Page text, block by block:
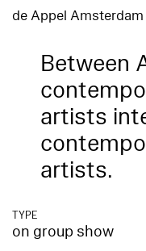
de Appel Amsterdam
Between
artists
artists.
TYPE
on group show